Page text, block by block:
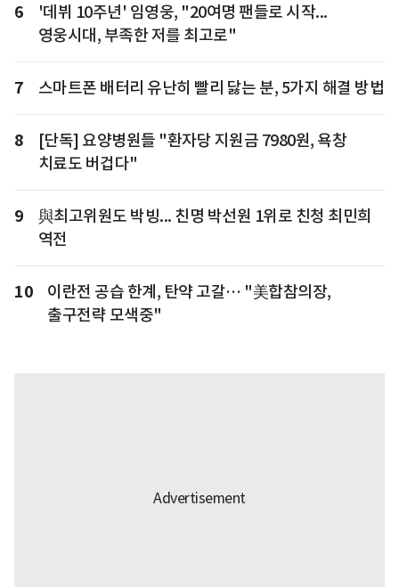
6
'데뷔 10주년' 임영웅, "20여명 팬들로 시작...
영웅시대, 부족한 저를 최고로"
7 스마트폰 배터리 유난히 빨리 닳는 분, 5가지 해결 방법
8
[단독] 요양병원들 "환자당 지원금 7980원, 욕창
치료도 버겁다"
9
與최고위원도 박빙... 친명 박선원 1위로 친청 최민희
역전
10
이란전 공습 한계, 탄약 고갈… "美합참의장,
출구전략 모색중"